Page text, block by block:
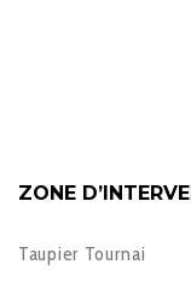
ZONE
Taupier Tournai